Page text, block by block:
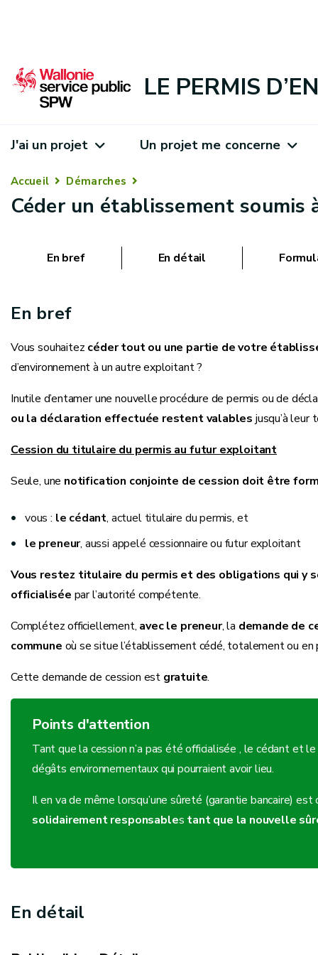
LE PERMIS
J'ai un projet Un projet me concerne
Accueil Démarches
Céder un établissement
En bref En détail
En bref
Vous souhaitez céder tout ou une partie de votre
d’environnement à un autre exploitant ?
Inutile d’entamer une nouvelle procédure de permis ou de
ou la déclaration effectuée restent valables jusqu’à leur
Cession du titulaire du permis au futur exploitant
Seule, une notification conjointe de cession doit être
vous : le cédant, actuel titulaire du permis, et
le preneur, aussi appelé cessionnaire ou futur exploitant
Vous restez titulaire du permis et des obligations qui y
officialisée par l’autorité compétente.
Complétez officiellement, avec le preneur, la demande de
commune où se situe l’établissement cédé, totalement ou en
Cette demande de cession estgratuite.
Points d'attention
Tant que la cession n’a pas été officialisée , le cédant et
dégâts environnementaux qui pourraient avoir lieu.
Il en va de même lorsqu’une sûreté (garantie bancaire)
solidairement responsables tant que la nouvelle
En détail